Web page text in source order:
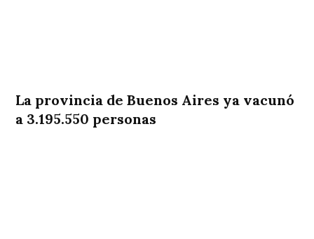
La provincia de Buenos Aires ya vacunó
a 3.195.550 personas